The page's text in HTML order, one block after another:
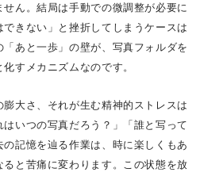
ん。結局は手動での微調整が必要に
きない」と挫折してしまうケースは
あと一歩」の壁が、写真フォルダを
すメカニズムなのです。
大さ、それが生む精神的ストレスは
いつの写真だろう？」「誰と写って
記憶を辿る作業は、時に楽しくもあ
と苦痛に変わります。この状態を放